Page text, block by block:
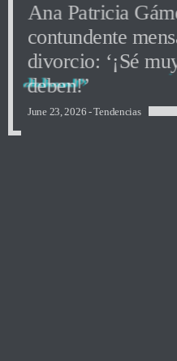
Ana Patricia
contundente
divorcio: ‘¡Sé
deben!’
June 23, 2026 -Tendencias